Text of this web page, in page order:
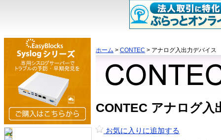
ホーム > CONTEC > アナログ入出力デバイス
CONTEC アナログ入
お気に入りに追加する